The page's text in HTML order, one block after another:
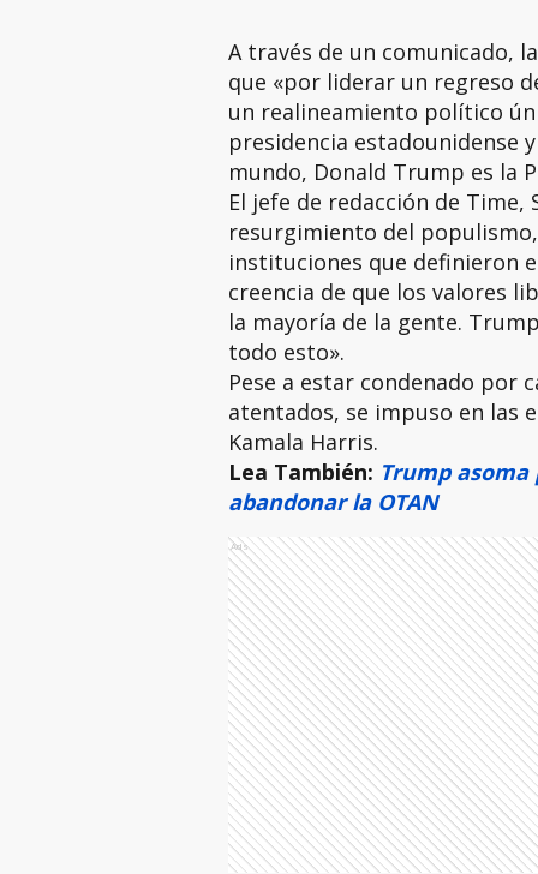
A través de un comunicado,
que «por liderar un regreso
un realineamiento político
presidencia estadounidense
mundo, Donald Trump es la
El jefe de redacción de Time,
resurgimiento del
instituciones que definieron
creencia de que los valores
la mayoría de la gente.
todo esto».
Pese a estar condenado por
atentados, se impuso en las
Kamala Harris.
Lea También: Trump asoma
abandonar la OTAN
Ads